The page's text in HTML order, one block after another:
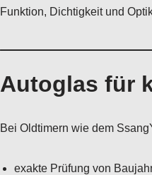
Funktion, Dichtigkeit und
Autoglas für
Bei Oldtimern wie dem
exakte Prüfung von